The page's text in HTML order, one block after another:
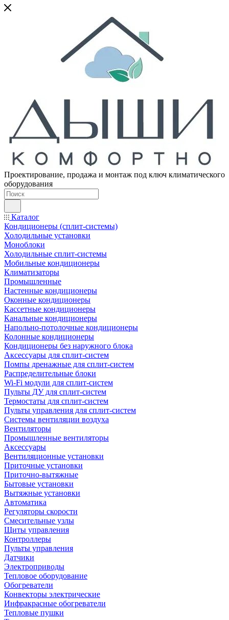
Проектирование, продажа и монтаж под ключ климатического
оборудования
Каталог
Кондиционеры (сплит-системы)
Холодильные установки
Моноблоки
Холодильные сплит-системы
Мобильные кондиционеры
Климатизаторы
Промышленные
Настенные кондиционеры
Оконные кондиционеры
Кассетные кондиционеры
Канальные кондиционеры
Напольно-потолочные кондиционеры
Колонные кондиционеры
Кондиционеры без наружного блока
Аксессуары для сплит-систем
Помпы дренажные для сплит-систем
Распределительные блоки
Wi-Fi модули для сплит-систем
Пульты ДУ для сплит-систем
Термостаты для сплит-систем
Пульты управления для сплит-систем
Системы вентиляции воздуха
Вентиляторы
Промышленные вентиляторы
Аксессуары
Вентиляционные установки
Приточные установки
Приточно-вытяжные
Бытовые установки
Вытяжные установки
Автоматика
Регуляторы скорости
Смесительные узлы
Щиты управления
Контроллеры
Пульты управления
Датчики
Электроприводы
Тепловое оборудование
Обогреватели
Конвекторы электрические
Инфракрасные обогреватели
Тепловые пушки